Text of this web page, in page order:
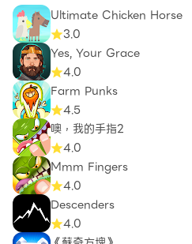
Ultimate Chicken Horse
3.0
Yes, Your Grace
4.0
Farm Punks
4.5
噢，我的手指2
4.0
Mmm Fingers
4.0
Descenders
4.0